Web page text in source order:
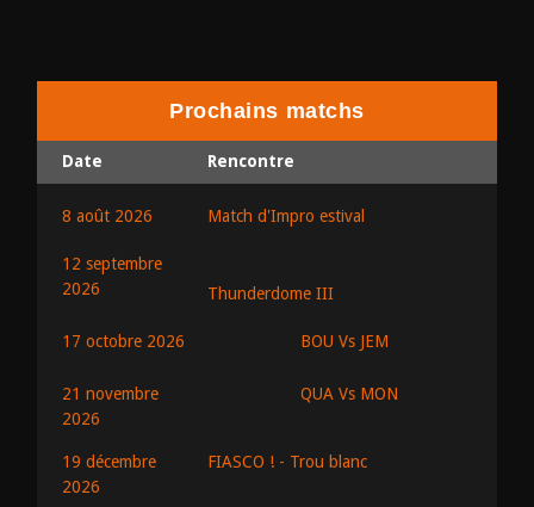
Prochains matchs
Date Rencontre
8 août 2026 Match d'Impro estival
12 septembre
2026
Thunderdome III
17 octobre 2026 BOU Vs JEM
21 novembre
2026
QUA Vs MON
19 décembre
2026
FIASCO ! - Trou blanc